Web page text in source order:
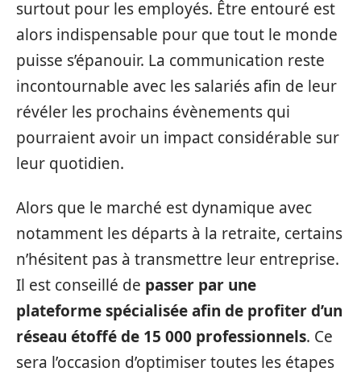
surtout pour les employés. Être entouré est
alors indispensable pour que tout le monde
puisse s’épanouir. La communication reste
incontournable avec les salariés afin de leur
révéler les prochains évènements qui
pourraient avoir un impact considérable sur
leur quotidien.
Alors que le marché est dynamique avec
notamment les départs à la retraite, certains
n’hésitent pas à transmettre leur entreprise.
Il est conseillé de passer par une
plateforme spécialisée afin de profiter d’un
réseau étoffé de 15 000 professionnels. Ce
sera l’occasion d’optimiser toutes les étapes